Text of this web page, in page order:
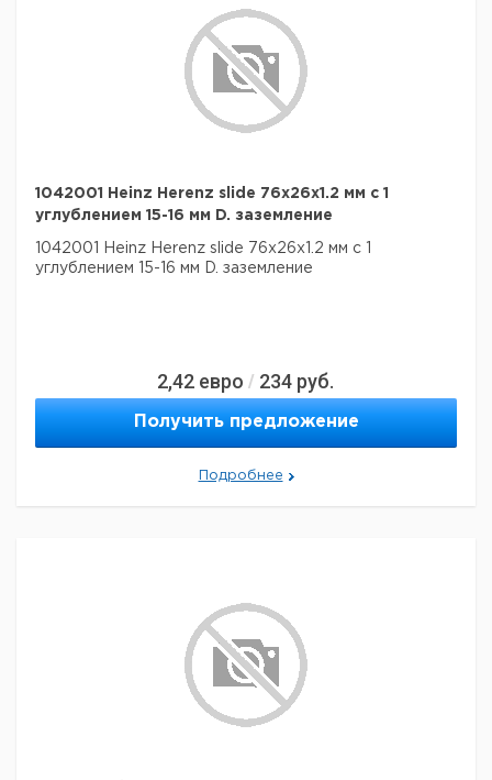
1042001 Heinz Herenz slide 76x26x1.2 мм с 1
углублением 15-16 мм D. заземление
1042001 Heinz Herenz slide 76x26x1.2 мм с 1
углублением 15-16 мм D. заземление
2,42 евро / 234 руб.
Получить предложение
Подробнее